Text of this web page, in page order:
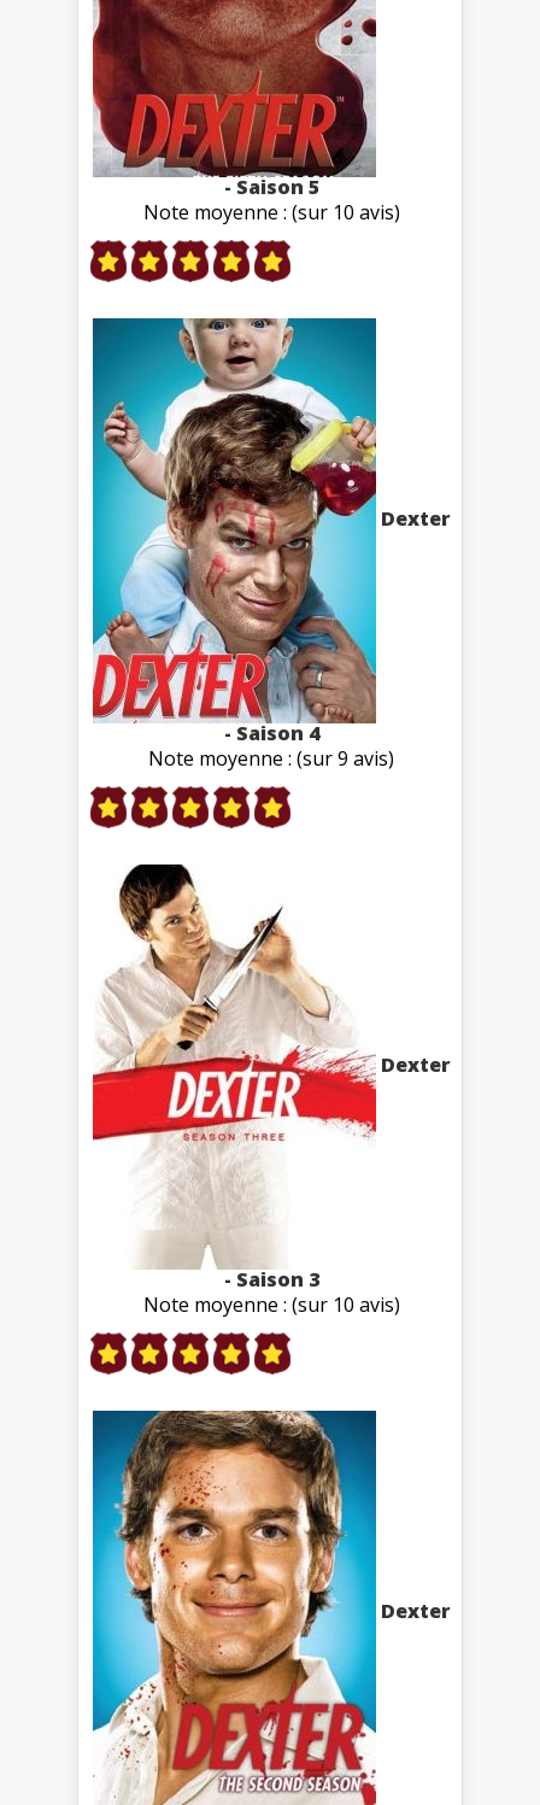
- Saison 5
Note moyenne : (sur 10 avis)
Dexter
- Saison 4
Note moyenne : (sur 9 avis)
Dexter
- Saison 3
Note moyenne : (sur 10 avis)
Dexter